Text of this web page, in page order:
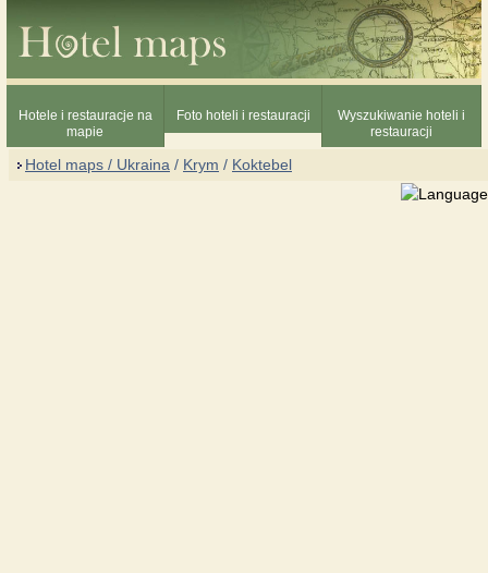
Hotele i restauracje na
mapie
Foto hoteli i restauracji
Wyszukiwanie hoteli i
restauracji
Hotel maps / Ukraina / Krym / Koktebel